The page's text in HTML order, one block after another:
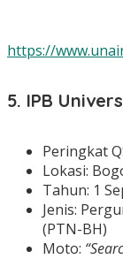
https://
5. IPB
Peringkat
Lokasi:
Tahun: 1
Jenis:
(PTN-BH)
Moto: